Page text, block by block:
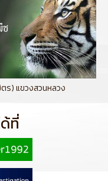
ร) แขวงสวนหลวง
ที่